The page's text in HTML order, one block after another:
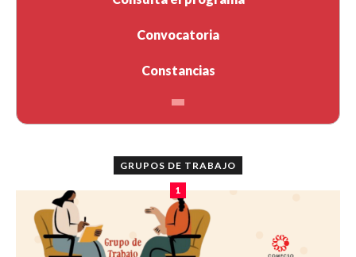
Convocatoria
Constancias
GRUPOS DE TRABAJO
1